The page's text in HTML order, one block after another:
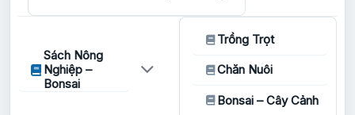
Sách Nông
Nghiệp –
Bonsai
Trồng Trọt
Chăn Nuôi
Bonsai – Cây Cảnh